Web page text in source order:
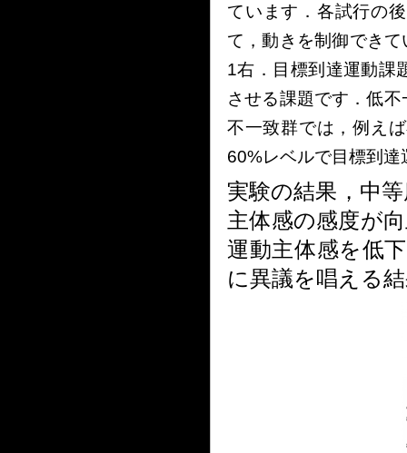
ています．各試行の
て，動きを制御でき
1右．目標到達運動課
させる課題です．低
不一致群では，例え
60%レベルで目標到
実験の結果，中
主体感の感度が
運動主体感を低
に異議を唱える